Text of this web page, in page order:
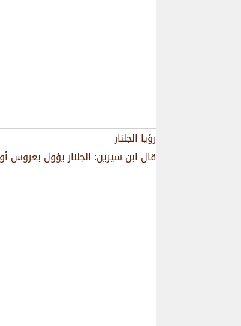
رؤيا الجلنار
قال ابن سيرين: الجلنار يؤول بعروس